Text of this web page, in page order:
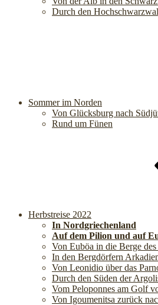
Durch den
Sommer im Norden
Von Glücksburg nach
Rund um Fünen
Herbstreise 2022
In Nordgriechenland
Auf dem Pilion und auf
Von Euböa in die Berge des
In den Bergdörfern
Von Leonidio über das
Durch den Süden der
Vom Peloponnes am Golf
Von Igoumenitsa zurück